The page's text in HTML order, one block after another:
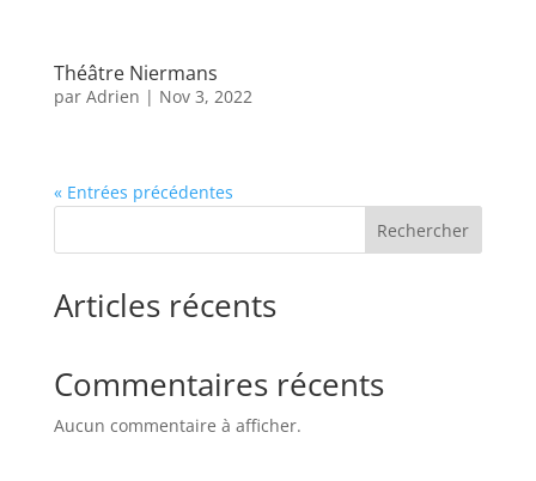
Théâtre Niermans
par Adrien | Nov 3, 2022
« Entrées précédentes
Rechercher
Articles récents
Commentaires récents
Aucun commentaire à afficher.